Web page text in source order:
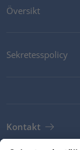
Översikt
Sekretesspolicy
Kontakt